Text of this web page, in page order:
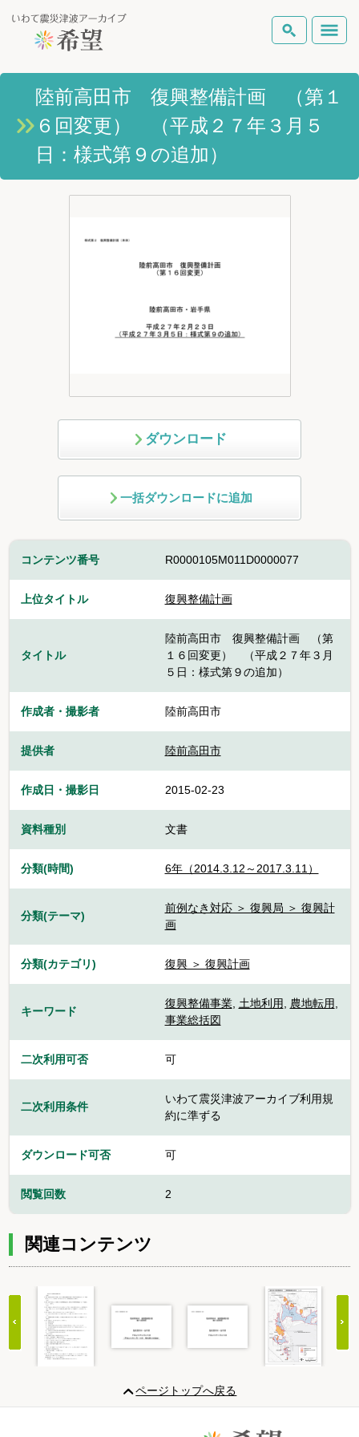
いわて震災津波アーカイブとは
岩手県の被害状況
検索
テーマから探す 地図から探す
陸前高田市 復興整備計画 （第１
６回変更） （平成２７年３月５
日：様式第９の追加）
ダウンロード
一括ダウンロードに追加
コンテンツ番号 R0000105M011D0000077
上位タイトル 復興整備計画
タイトル
陸前高田市 復興整備計画 （第
１６回変更） （平成２７年３月
５日：様式第９の追加）
作成者・撮影者 陸前高田市
提供者 陸前高田市
作成日・撮影日 2015-02-23
資料種別 文書
分類(時間) 6年（2014.3.12～2017.3.11）
分類(テーマ)
前例なき対応 ＞ 復興局 ＞ 復興計
画
分類(カテゴリ) 復興 ＞ 復興計画
キーワード
復興整備事業, 土地利用, 農地転用,
事業総括図
二次利用可否 可
二次利用条件
いわて震災津波アーカイブ利用規
約に準ずる
ダウンロード可否 可
閲覧回数 2
関連コンテンツ
20
ページトップへ戻る